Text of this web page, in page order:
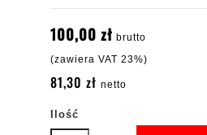
100,00 zł brutto
(zawiera VAT 23%)
81,30 zł netto
Ilość